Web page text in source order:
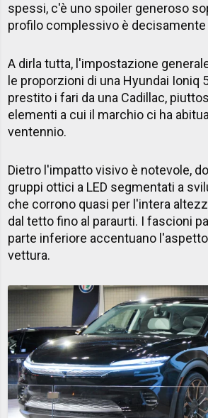
spessi, c'è uno spoiler generoso
profilo complessivo è
A dirla tutta, l'impostazione
le proporzioni di una Hyundai Ioniq
prestito i fari da una Cadillac,
elementi a cui il marchio ci ha
ventennio.
Dietro l'impatto visivo è notevole,
gruppi ottici a LED segmentati a
che corrono quasi per l'intera
dal tetto fino al paraurti. I fascioni
parte inferiore accentuano
vettura.